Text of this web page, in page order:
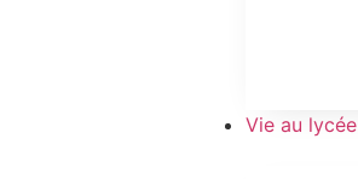
Vie au lycée